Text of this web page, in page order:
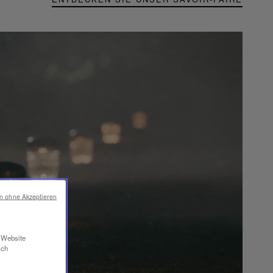
ohne Akzeptieren